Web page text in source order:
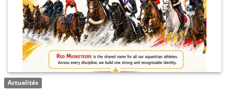
Actualités